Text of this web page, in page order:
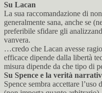
Su Lacan
La sua raccomandazione di
generalmente sana, anche se
preferibile sfidare gli
vanvera.
…credo che Lacan avesse
efficace dipende dalla libertà
misura dipende da che tipo di
Su Spence e la verità
Spence sembra accettare